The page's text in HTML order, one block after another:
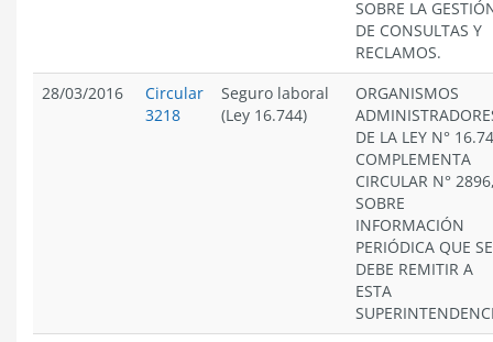
SOBRE LA
DE CONSULTAS Y
RECLAMOS.
28/03/2016
Circular
3218
Seguro laboral
(Ley 16.744)
ORGANISMOS
DE LA LEY N°
COMPLEMENTA
CIRCULAR N°
SOBRE
INFORMACIÓN
PERIÓDICA QUE SE
DEBE REMITIR A
ESTA